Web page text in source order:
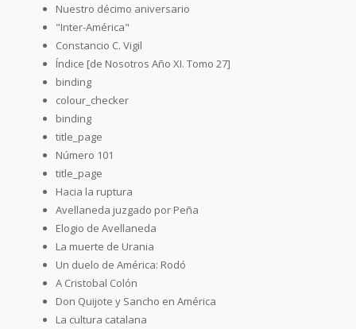
Nuestro décimo aniversario
"Inter-América"
Constancio C. Vigil
Índice [de Nosotros Año XI. Tomo 27]
binding
colour_checker
binding
title_page
Número 101
title_page
Hacia la ruptura
Avellaneda juzgado por Peña
Elogio de Avellaneda
La muerte de Urania
Un duelo de América: Rodó
A Cristobal Colón
Don Quijote y Sancho en América
La cultura catalana